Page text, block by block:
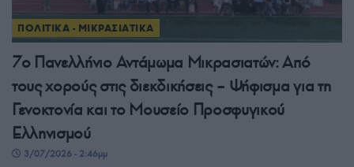
ΠΟΛΙΤΙΚΑ - ΜΙΚΡΑΣΙΑΤΙΚΑ
7ο Πανελλήνιο Αντάμωμα Μικρασιατών: Από
τους χορούς στις διεκδικήσεις – Ψήφισμα για τη
Γενοκτονία και το Μουσείο Προσφυγικού
Ελληνισμού
3/07/2026 - 2:46μμ